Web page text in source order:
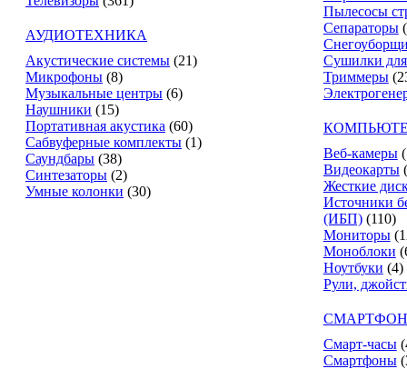
АУДИОТЕХНИКА
Акустические системы (21)
Микрофоны (8)
Музыкальные центры (6)
Наушники (15)
Портативная акустика (60)
Сабвуферные комплекты (1)
Саундбары (38)
Синтезаторы (2)
Умные колонки (30)
Пылесосы
Сепараторы
Сушилки
Триммеры
Веб-камеры
Видеокарты
Жесткие
Источники
(ИБП) (110)
Мониторы
Моноблоки
Ноутбуки (4)
Рули,
Смарт-часы
Смартфоны